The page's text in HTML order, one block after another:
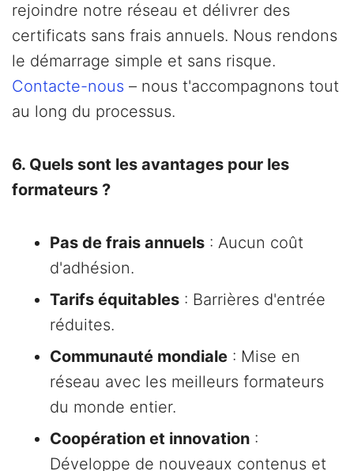
rejoindre notre réseau et délivrer des
certificats sans frais annuels. Nous rendons
le démarrage simple et sans risque.
Contacte-nous – nous t'accompagnons tout
au long du processus.
6. Quels sont les avantages pour les
formateurs ?
Pas de frais annuels : Aucun coût
d'adhésion.
Tarifs équitables : Barrières d'entrée
réduites.
Communauté mondiale : Mise en
réseau avec les meilleurs formateurs
du monde entier.
Coopération et innovation :
Développe de nouveaux contenus et